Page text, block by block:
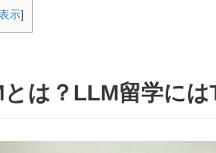
示]
は？LLM留学には